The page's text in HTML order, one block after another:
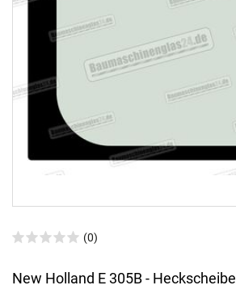
(0)
New Holland E 305B - Heckscheibe